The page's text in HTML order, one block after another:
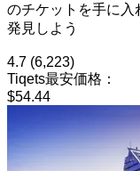
のチケットを手に入
発見しよう
4.7 (6,223)
Tiqets最安価格：
$54.44